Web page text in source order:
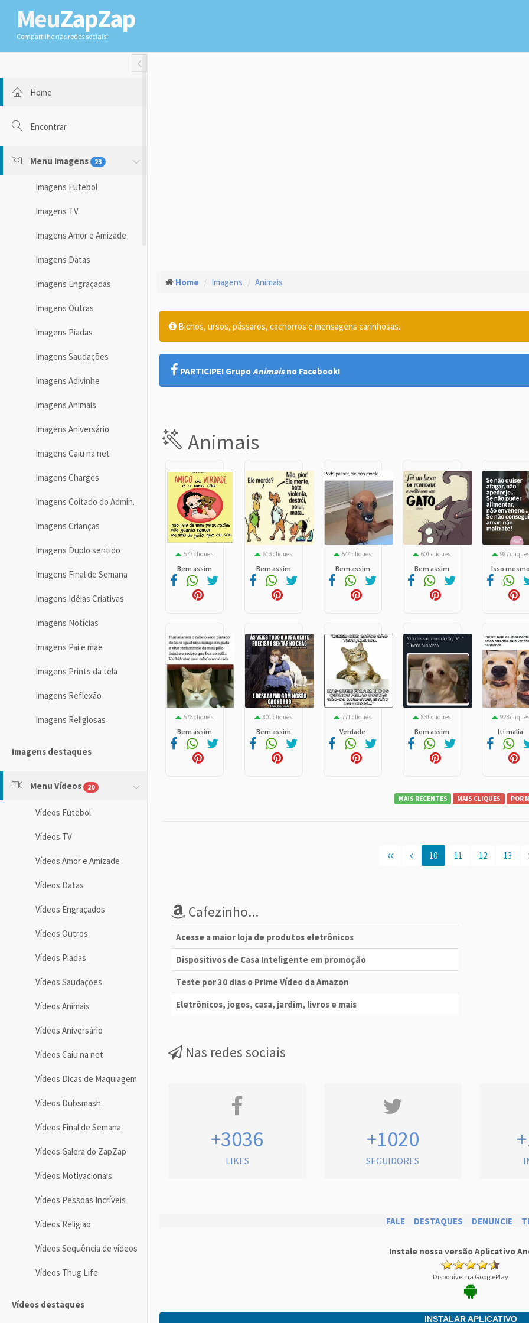
MeuZapZap
Compartilhe nas redes sociais!
Toggle Fullwidth
Home
Encontrar
Menu Imagens 23
Imagens Futebol
Imagens TV
Imagens Amor e Amizade
Imagens Datas
Imagens Engraçadas
Imagens Outras
Imagens Piadas
Imagens Saudações
Imagens Adivinhe
Imagens Animais
Imagens Aniversário
Imagens Caiu na net
Imagens Charges
Imagens Coitado do Admin.
Imagens Crianças
Imagens Duplo sentido
Imagens Final de Semana
Imagens Idéias Criativas
Imagens Notícias
Imagens Pai e mãe
Imagens Prints da tela
Imagens Reflexão
Imagens Religiosas
Imagens destaques
Menu Vídeos 20
Vídeos Futebol
Vídeos TV
Vídeos Amor e Amizade
Vídeos Datas
Vídeos Engraçados
Vídeos Outros
Vídeos Piadas
Vídeos Saudações
Vídeos Animais
Vídeos Aniversário
Vídeos Caiu na net
Vídeos Dicas de Maquiagem
Vídeos Dubsmash
Vídeos Final de Semana
Vídeos Galera do ZapZap
Vídeos Motivacionais
Vídeos Pessoas Incríveis
Vídeos Religião
Vídeos Sequência de vídeos
Vídeos Thug Life
Vídeos destaques
Home Imagens Animais
Bichos, ursos, pássaros, cachorros e mensagens carinhosas.
PARTICIPE! GrupoAnimaisno Facebook!
Animais
577 cliques
Bem assim
613 cliques
Bem assim
544 cliques
Bem assim
601 cliques
Bem assim
987 cliques
Isso
576 cliques
Bem assim
801 cliques
Bem assim
771 cliques
Verdade
831 cliques
Bem assim
923 cliques
Iti malia
MAIS RECENTES MAIS CLIQUES POR
10 11 12 13
Cafezinho...
Acesse a maior loja de produtos eletrônicos
Dispositivos de Casa Inteligente em promoção
Teste por 30 dias o Prime Vídeo da Amazon
Eletrônicos, jogos, casa, jardim, livros e mais
Nas redes sociais
+3036
LIKES
+1020
SEGUIDORES
FALE DESTAQUES DENUNCIE
Instale nossa versão Aplicativo
Disponível na GooglePlay
INSTALAR APLICATIVO